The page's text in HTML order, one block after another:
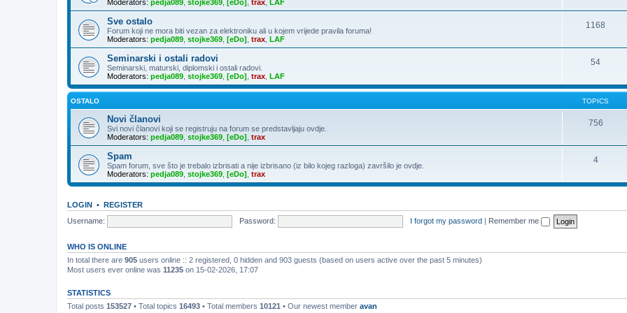
Moderators: pedja089 stojke369 [eDo] trax LAF
Sve ostalo
Forum koji ne mora biti vezan za elektroniku ali u kojem vrijede pravila foruma!
Moderators: pedja089 stojke369 [eDo] trax LAF
1168
Seminarski i ostali radovi
Seminarski, maturski, diplomski i ostali radovi.
Moderators: pedja089 stojke369 [eDo] trax LAF
54
OSTALO TOPICS
Novi članovi
Svi novi članovi koji se registruju na forum se predstavljaju ovdje.
Moderators: pedja089 stojke369 [eDo] trax
756
Spam
Spam forum, sve što je trebalo izbrisati a nije izbrisano (iz bilo kojeg razloga) završilo je ovdje.
Moderators: pedja089 stojke369 [eDo] trax
4
LOGIN • REGISTER
Username:
Password: I forgot my password | Remember me
WHO IS ONLINE
In total there are 905 users online :: 2 registered, 0 hidden and 903 guests (based on users active over the past 5 minutes)
Most users ever online was 11235 on 15-02-2026, 17:07
STATISTICS
Total posts 153527 • Total topics 16493 • Total members 10121 • Our newest member avan